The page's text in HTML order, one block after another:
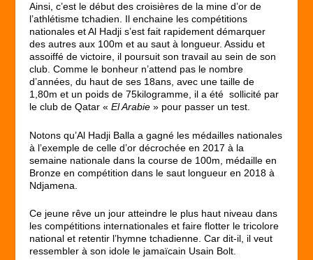
Ainsi, c’est le début des croisières de la mine d’or de
l’athlétisme tchadien. Il enchaine les compétitions
nationales et Al Hadji s’est fait rapidement démarquer
des autres aux 100m et au saut à longueur. Assidu et
assoiffé de victoire, il poursuit son travail au sein de son
club. Comme le bonheur n’attend pas le nombre
d’années, du haut de ses 18ans, avec une taille de
1,80m et un poids de 75kilogramme, il a été sollicité par
le club de Qatar «El Arabie » pour passer un test.
Notons qu’Al Hadji Balla a gagné les médailles nationales
à l’exemple de celle d’or décrochée en 2017 à la
semaine nationale dans la course de 100m, médaille en
Bronze en compétition dans le saut longueur en 2018 à
Ndjamena.
Ce jeune rêve un jour atteindre le plus haut niveau dans
les compétitions internationales et faire flotter le tricolore
national et retentir l’hymne tchadienne. Car dit-il, il veut
ressembler à son idole le jamaïcain Usain Bolt.